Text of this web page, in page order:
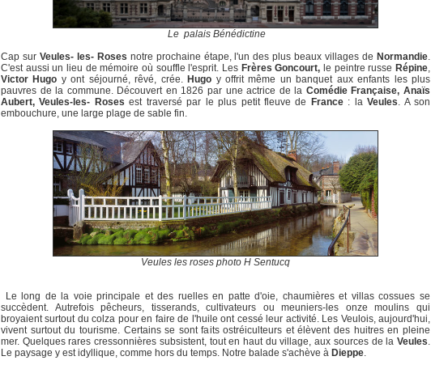
Le palais Bénédictine
Cap surVeules- les- Roses notre prochaine étape, l'un des plus beaux villages de Normandie.
C'est aussi un lieu de mémoire où souffle l'esprit. Les Frères Goncourt, le peintre russe Répine,
Victor Hugo y ont séjourné, rêvé, crée. Hugo y offrit même un banquet aux enfants les plus
pauvres de la commune. Découvert en 1826 par une actrice de la Comédie Française, Anaïs
Aubert, Veules-les- Roses est traversé par le plus petit fleuve de France: laVeules. A son
embouchure, une large plage de sable fin.
Veules les roses photo H Sentucq
Le long de la voie principale et des ruelles en patte d'oie, chaumières et villas cossues se
succèdent. Autrefois pêcheurs, tisserands, cultivateurs ou meuniers-les onze moulins qui
broyaient surtout du colza pour en faire de l'huile ont cessé leur activité. Les Veulois, aujourd'hui,
vivent surtout du tourisme. Certains se sont faits ostréiculteurs et élèvent des huitres en pleine
mer. Quelques rares cressonnières subsistent, tout en haut du village, aux sources de la Veules.
Le paysage y est idyllique, comme hors du temps. Notre balade s'achève à Dieppe.